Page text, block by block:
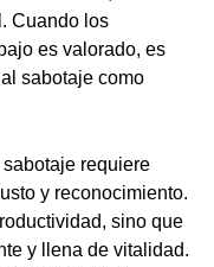
Cuando los
es valorado, es
sabotaje como
requiere
y reconocimiento.
sino que
y llena de vitalidad.